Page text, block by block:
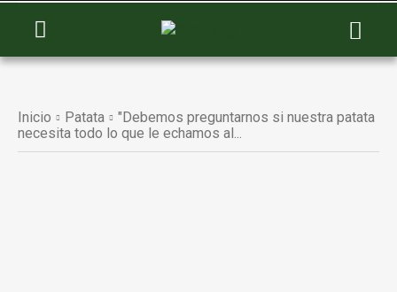
Inicio Patata
"Debemos preguntarnos si nuestra patata
necesita todo lo que le echamos al...